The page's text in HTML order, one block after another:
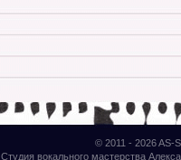
© 2011 - 2026AS-
Студия вокального мастерства